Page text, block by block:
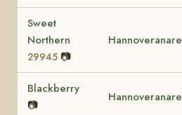
Sweet
Northern
29945 📷
Hannoveranare
Blackberry
📷
Hannoveranare